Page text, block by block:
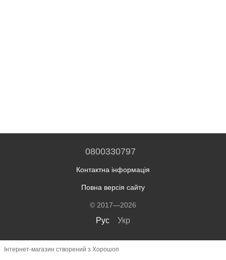
0800330797
Контактна інформація
Повна версія сайту
© 2017—2026
Рус Укр
Інтернет-магазин створений з Хорошоп